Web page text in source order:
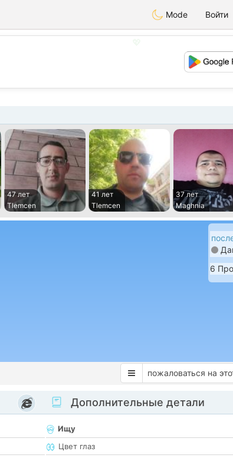
Mode Войти
47 лет
Tlemcen
41 лет
Tlemcen
37 лет
Maghnia
6
пожаловаться на
Дополнительные детали
Ищу
Цвет глаз